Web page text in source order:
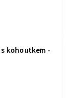
kohoutkem -